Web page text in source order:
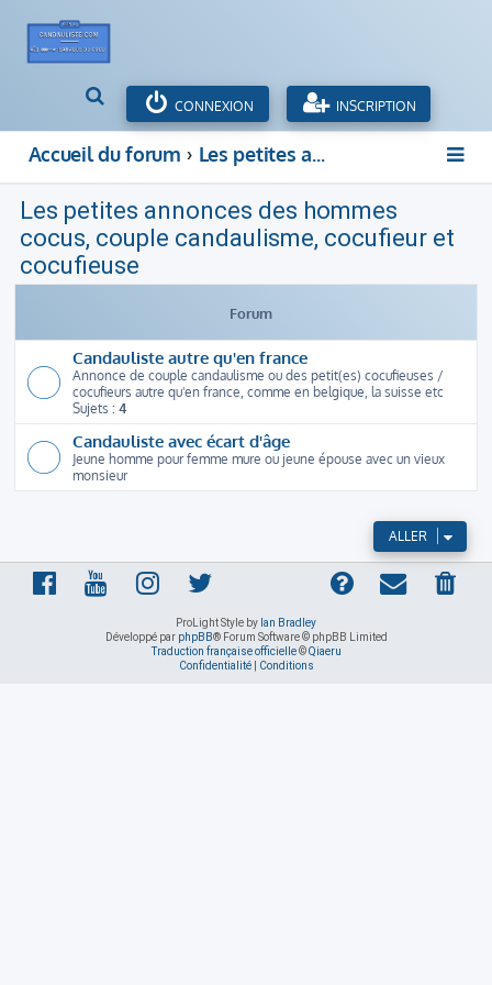
h
e
r
h
e
CONNEXION INSCRIPTION
Accueil du forum Les petites annonces des hommes cocus, couple candaulisme, cocufieur et cocufieuse
Les petites annonces des hommes
cocus, couple candaulisme, cocufieur et
cocufieuse
Forum
Candauliste autre qu'en france
Annonce de couple candaulisme ou des petit(es) cocufieuses /
cocufieurs autre qu'en france, comme en belgique, la suisse etc
Sujets :4
Candauliste avec écart d'âge
Jeune homme pour femme mure ou jeune épouse avec un vieux
monsieur
ALLER
ProLight Style by Ian Bradley
Développé par phpBB® Forum Software © phpBB Limited
Traduction française officielle©Qiaeru
Confidentialité| Conditions